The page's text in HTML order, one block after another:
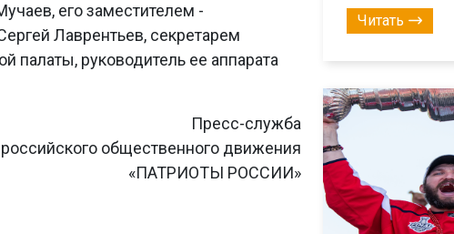
его заместителем -
Лаврентьев, секретарем
палаты, руководитель ее аппарата
Пресс-служба
общественного движения
«ПАТРИОТЫ РОССИИ»
Читать